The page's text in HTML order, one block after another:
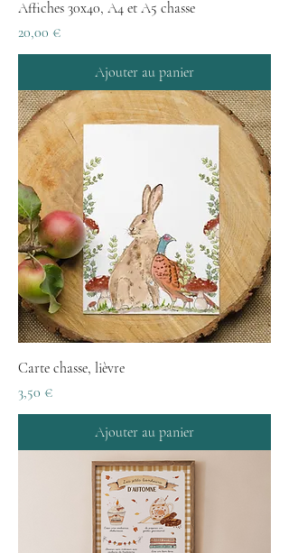
Affiches 30x40, A4 et A5 chasse
Prix
20,00 €
Ajouter au panier
Carte chasse, lièvre
Prix
3,50 €
Ajouter au panier